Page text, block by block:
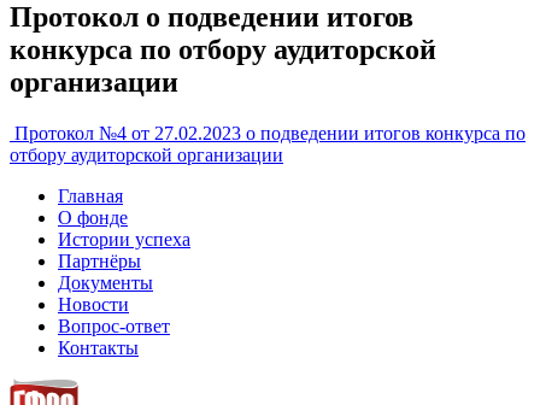
Протокол о подведении итогов
конкурса по отбору аудиторской
организации
Протокол №4 от 27.02.2023 о подведении итогов конкурса по
отбору аудиторской организации
Главная
О фонде
Истории успеха
Партнёры
Документы
Новости
Вопрос-ответ
Контакты